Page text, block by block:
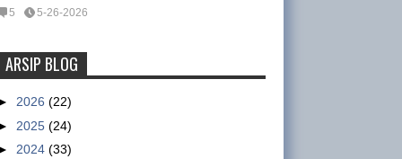
5 5-26-2026
Tentang Waktu Kerja Satpam
ARSIP BLOG
2026 (22)
2025 (24)
2024 (33)